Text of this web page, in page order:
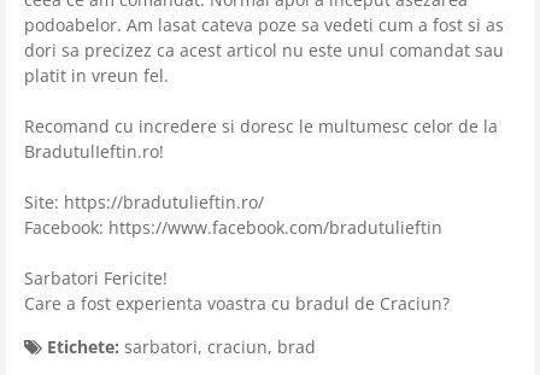
podoabelor. Am lasat cateva poze sa vedeti cum a fost si as
dori sa precizez ca acest articol nu este unul comandat sau
platit in vreun fel.
Recomand cu incredere si doresc le multumesc celor de la
BradutulIeftin.ro!
Site: https://bradutulieftin.ro/
Facebook: https://www.facebook.com/bradutulieftin
Sarbatori Fericite!
Care a fost experienta voastra cu bradul de Craciun?
Etichete: sarbatori, craciun, brad